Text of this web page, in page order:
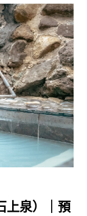
上泉）｜預